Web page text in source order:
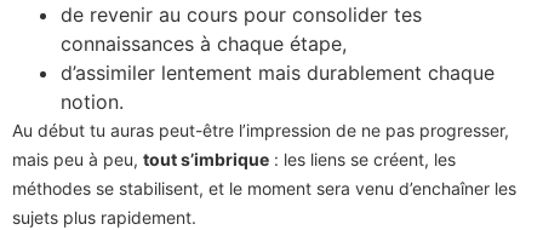
de revenir au cours pour consolider tes
connaissances à chaque étape,
d’assimiler lentement mais durablement chaque
notion.
Au début tu auras peut-être l’impression de ne pas progresser,
mais peu à peu, tout s’imbrique : les liens se créent, les
méthodes se stabilisent, et le moment sera venu d’enchaîner les
sujets plus rapidement.